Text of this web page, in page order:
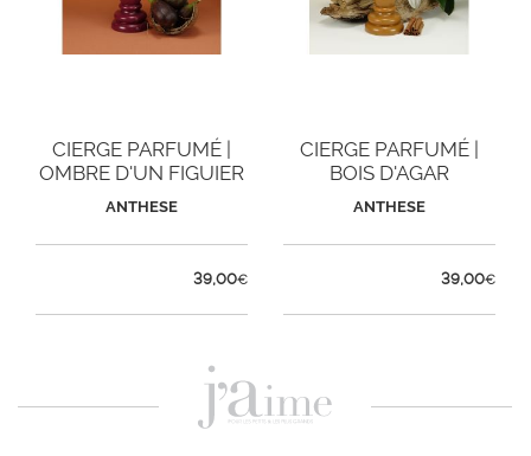
CIERGE PARFUMÉ |
OMBRE D'UN FIGUIER
ANTHESE
39,00€
CIERGE PARFUMÉ |
BOIS D'AGAR
ANTHESE
39,00€